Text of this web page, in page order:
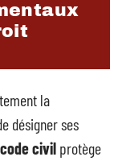
la
désigner ses
code civil protège